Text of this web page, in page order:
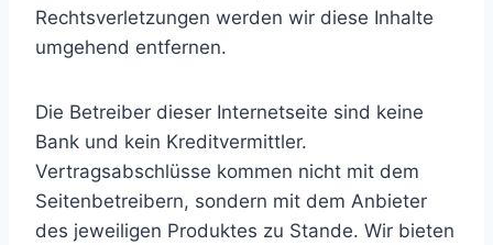
Rechtsverletzungen werden wir diese Inhalte
umgehend entfernen.
Die Betreiber dieser Internetseite sind keine
Bank und kein Kreditvermittler.
Vertragsabschlüsse kommen nicht mit dem
Seitenbetreibern, sondern mit dem Anbieter
des jeweiligen Produktes zu Stande. Wir bieten